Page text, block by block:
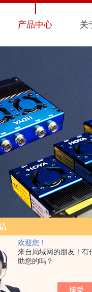
欢迎您！
来自局域网的朋友！有
助您的吗？
产品中心 关